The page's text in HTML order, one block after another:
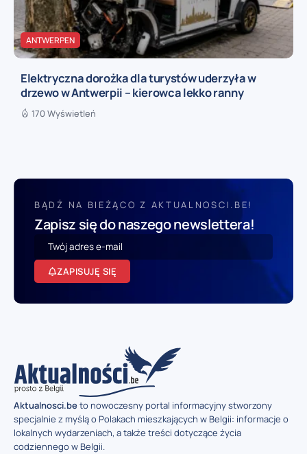
ANTWERPEN
Elektryczna dorożka dla turystów uderzyła w
drzewo w Antwerpii – kierowca lekko ranny
170 Wyświetleń
BĄDŹ NA BIEŻĄCO Z AKTUALNOSCI.BE!
Zapisz się do naszego newslettera!
ZAPISUJĘ SIĘ
Aktualnosci.beto nowoczesny portal informacyjny stworzony
specjalnie z myślą o Polakach mieszkających w Belgii: informacje o
lokalnych wydarzeniach, a także treści dotyczące życia
codziennego w Belgii.